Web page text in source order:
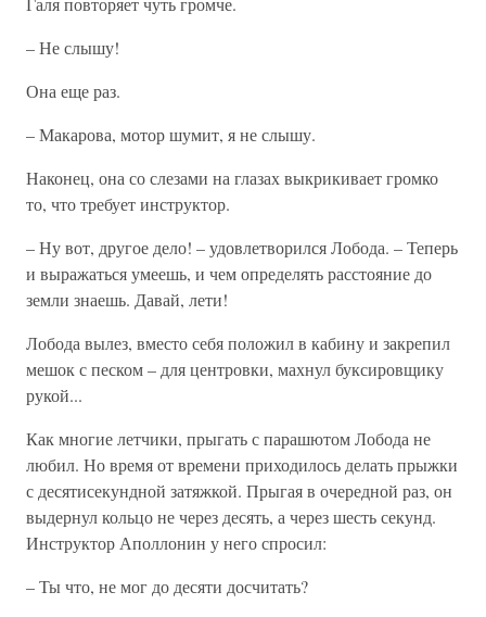
– Не слышу!
Она еще раз.
– Макарова, мотор шумит, я не слышу.
Наконец, она со слезами на глазах выкрикивает громко
то, что требует инструктор.
– Ну вот, другое дело! – удовлетворился Лобода. – Теперь
и выражаться умеешь, и чем определять расстояние до
земли знаешь. Давай, лети!
Лобода вылез, вместо себя положил в кабину и закрепил
мешок с песком – для центровки, махнул буксировщику
рукой...
Как многие летчики, прыгать с парашютом Лобода не
любил. Но время от времени приходилось делать прыжки
с десятисекундной затяжкой. Прыгая в очередной раз, он
выдернул кольцо не через десять, а через шесть секунд.
Инструктор Аполлонин у него спросил:
– Ты что, не мог до десяти досчитать?